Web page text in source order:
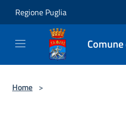
Regione Puglia
Home >